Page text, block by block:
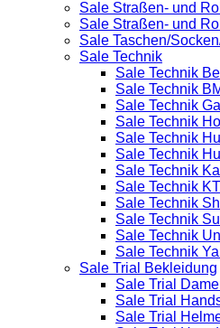
Sale Straßen- und
Sale Straßen- und
Sale Taschen/
Sale Technik
Sale Technik
Sale Technik
Sale Technik
Sale Technik
Sale Technik
Sale Technik
Sale Technik
Sale Technik
Sale Technik
Sale Technik
Sale Technik
Sale Technik
Sale Trial Bekleidung
Sale Trial
Sale Trial
Sale Trial